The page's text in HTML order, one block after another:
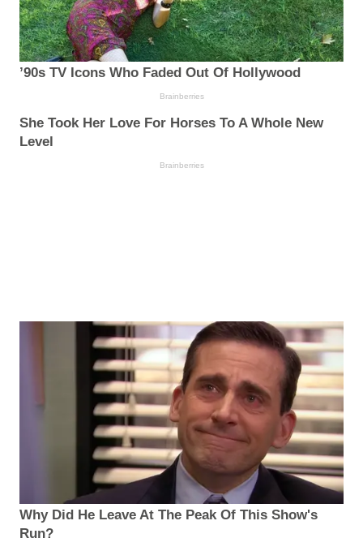
’90s TV Icons Who Faded Out Of Hollywood
Brainberries
She Took Her Love For Horses To A Whole New
Level
Brainberries
Why Did He Leave At The Peak Of This Show's
Run?